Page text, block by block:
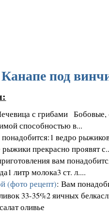
Канапе под
с грибами Бобовые,
способностью в...
ведро
прекрасно проявят
вам
литр молока3 ст. л....
(фото рецепт): Вам
33-35%2 яичных
оливье